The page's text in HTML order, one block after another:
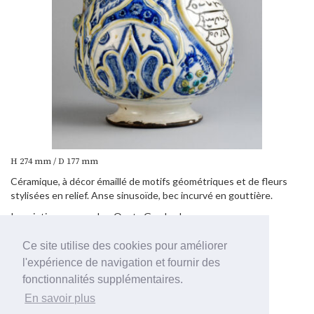
Ce site utilise des cookies pour améliorer
l'expérience de navigation et fournir des
fonctionnalités supplémentaires.
En savoir plus
H 274 mm / D 177 mm
Céramique, à décor émaillé de motifs géométriques et de fleurs
stylisées en relief. Anse sinusoïde, bec incurvé en gouttière.
Inscription au nom de « Ousta Garabed ».
La céramique